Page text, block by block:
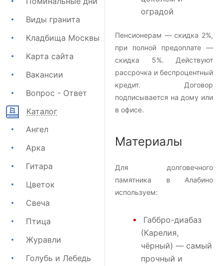
Виды гранита
Кладбища Москвы
Карта сайта
Вакансии
Вопрос - Ответ
Каталог
Ангел
Арка
Гитара
Цветок
Свеча
Птица
Журавли
Голубь и Лебедь
оградой
Пенсионерам — скидка 2%,
при полной предоплате —
скидка 5%. Действуют
рассрочка и беспроцентный
кредит. Договор
подписывается на дому или
в офисе.
Материалы
Для долговечного
памятника в Алабино
используем:
Габбро-диабаз
(Карелия,
чёрный) — самый
прочный и